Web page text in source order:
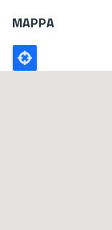
MAPPA
Poligono
GEO